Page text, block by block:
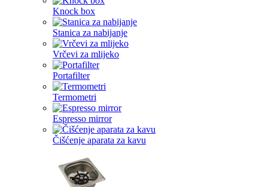
Knock box
Stanica za nabijanje
Vrčevi za mlijeko
Portafilter
Termometri
Espresso mirror
Čišćenje aparata za kavu